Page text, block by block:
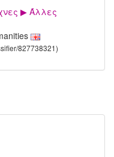
▶ Άλλες
827738321)